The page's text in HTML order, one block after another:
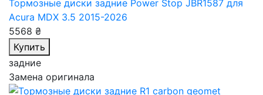
Тормозные диски задние Power Stop JBR1587 для
Acura MDX 3.5 2015-2026
5568 ₴
Купить
задние
Замена оригинала